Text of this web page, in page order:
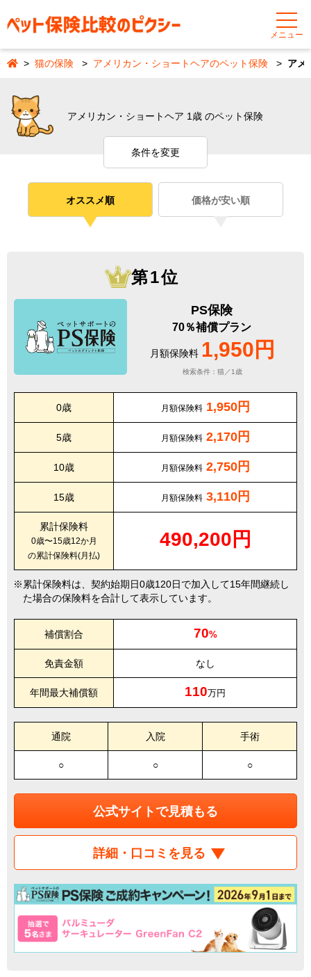
メニュー
猫の保険 アメリカン・ショートヘアのペット保険 アメ
アメリカン・ショートヘア 1歳 のペット保険
条件を変更
オススメ順 価格が安い順
第1位
PS保険
70％補償プラン
月額保険料 1,950円
検索条件：猫／1歳
0歳 月額保険料 1,950円
5歳 月額保険料 2,170円
10歳 月額保険料 2,750円
15歳 月額保険料 3,110円
累計保険料
0歳〜15歳12か月
の累計保険料(月払)
490,200円
累計保険料は、契約始期日0歳120日で加入して15年間継続し
た場合の保険料を合計して表示しています。
補償割合 70%
免責金額 なし
年間最大補償額 110万円
通院 入院 手術
○ ○ ○
公式サイトで見積もる
詳細・口コミを見る